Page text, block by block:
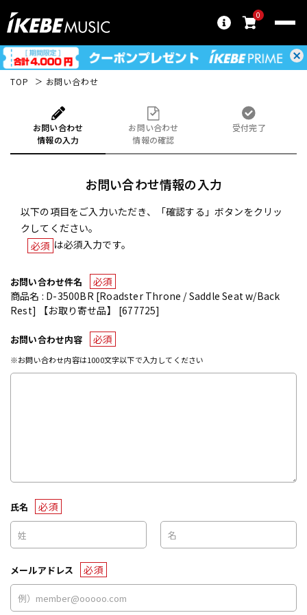
0
TOP お問い合わせ
お問い合わせ
情報の入力
お問い合わせ
情報の確認
受付完了
お問い合わせ情報の入力
以下の項目をご入力いただき、「確認する」ボタンをクリッ
クしてください。
必須 は必須入力です。
お問い合わせ件名
必須
商品名 : D-3500BR [Roadster Throne / Saddle Seat w/Back
Rest] 【お取り寄せ品】 [677725]
お問い合わせ内容 必須
※お問い合わせ内容は1000文字以下で入力してください
氏名 必須
メールアドレス 必須